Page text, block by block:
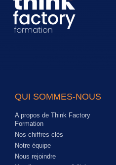
QUI SOMMES-NOUS
A propos de Think Factory
Formation
Nos chiffres clés
Notre équipe
Nous rejoindre